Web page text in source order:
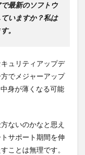
最新のソフトウ
いますか？私は
。
ュリティアップデ
でメジャーアップ
身が薄くなる可能
ないのかなと思え
サポート期間を伸
ことは無理です。